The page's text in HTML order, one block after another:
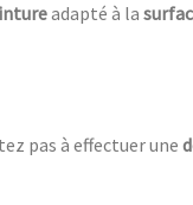
adapté à la
pas à effectuer une